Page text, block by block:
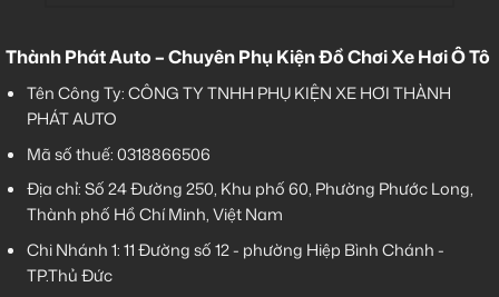
Thành Phát Auto – Chuyên Phụ Kiện Đồ Chơi Xe Hơi Ô Tô
Tên Công Ty: CÔNG TY TNHH PHỤ KIỆN XE HƠI THÀNH
PHÁT AUTO
Mã số thuế: 0318866506
Địa chỉ: Số 24 Đường 250, Khu phố 60, Phường Phước Long,
Thành phố Hồ Chí Minh, Việt Nam
Chi Nhánh 1:11 Đường số 12 - phường Hiệp Bình Chánh -
TP.Thủ Đức